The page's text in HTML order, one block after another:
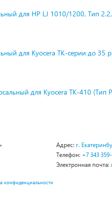
для HP LJ 1010/1200, Тип
для Kyocera TK-серии до 35
для Kyocera TK-410 (Тип
Адрес: г.
Телефон: +7 343
Электронная почта:
конфиденциальности